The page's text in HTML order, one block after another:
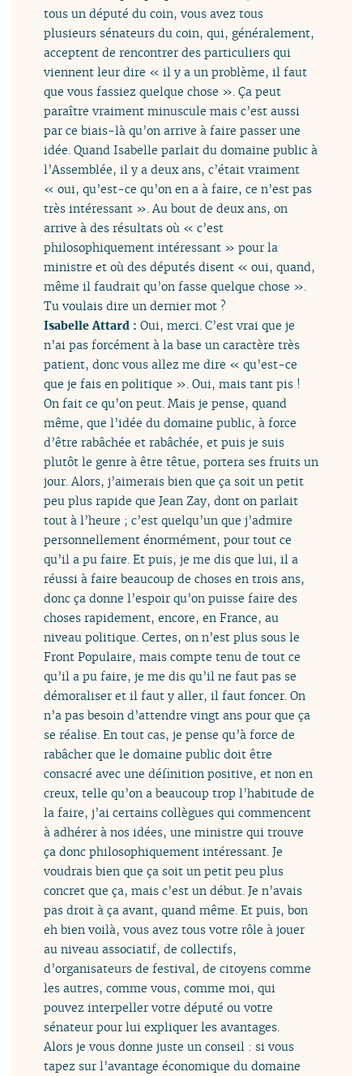
tous un député du coin, vous avez tous
plusieurs sénateurs du coin, qui, généralement,
acceptent de rencontrer des particuliers qui
viennent leur dire « il y a un problème, il faut
que vous fassiez quelque chose ». Ça peut
paraître vraiment minuscule mais c’est aussi
par ce biais-là qu’on arrive à faire passer une
idée. Quand Isabelle parlait du domaine public à
l’Assemblée, il y a deux ans, c’était vraiment
« oui, qu’est-ce qu’on en a à faire, ce n’est pas
très intéressant ». Au bout de deux ans, on
arrive à des résultats où « c’est
philosophiquement intéressant » pour la
ministre et où des députés disent « oui, quand,
même il faudrait qu’on fasse quelque chose ».
Tu voulais dire un dernier mot ?
Isabelle Attard : Oui, merci. C’est vrai que je
n’ai pas forcément à la base un caractère très
patient, donc vous allez me dire « qu’est-ce
que je fais en politique ». Oui, mais tant pis !
On fait ce qu’on peut. Mais je pense, quand
même, que l’idée du domaine public, à force
d’être rabâchée et rabâchée, et puis je suis
plutôt le genre à être têtue, portera ses fruits un
jour. Alors, j’aimerais bien que ça soit un petit
peu plus rapide que Jean Zay, dont on parlait
tout à l’heure ; c’est quelqu’un que j’admire
personnellement énormément, pour tout ce
qu’il a pu faire. Et puis, je me dis que lui, il a
réussi à faire beaucoup de choses en trois ans,
donc ça donne l’espoir qu’on puisse faire des
choses rapidement, encore, en France, au
niveau politique. Certes, on n’est plus sous le
Front Populaire, mais compte tenu de tout ce
qu’il a pu faire, je me dis qu’il ne faut pas se
démoraliser et il faut y aller, il faut foncer. On
n’a pas besoin d’attendre vingt ans pour que ça
se réalise. En tout cas, je pense qu’à force de
rabâcher que le domaine public doit être
consacré avec une définition positive, et non en
creux, telle qu’on a beaucoup trop l’habitude de
la faire, j’ai certains collègues qui commencent
à adhérer à nos idées, une ministre qui trouve
ça donc philosophiquement intéressant. Je
voudrais bien que ça soit un petit peu plus
concret que ça, mais c’est un début. Je n’avais
pas droit à ça avant, quand même. Et puis, bon
eh bien voilà, vous avez tous votre rôle à jouer
au niveau associatif, de collectifs,
d’organisateurs de festival, de citoyens comme
les autres, comme vous, comme moi, qui
pouvez interpeller votre député ou votre
sénateur pour lui expliquer les avantages.
Alors je vous donne juste un conseil : si vous
tapez sur l’avantage économique du domaine